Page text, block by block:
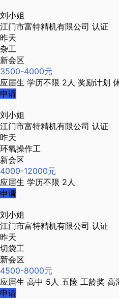
刘小姐
江门市富特精机有限公司 认证
昨天
杂工
新会区
3500-4000元
应届生 学历不限 2人 奖励计划
申请
刘小姐
江门市富特精机有限公司 认证
昨天
环氧操作工
新会区
4000-12000元
应届生 学历不限 2人
申请
刘小姐
江门市富特精机有限公司 认证
昨天
切袋工
新会区
4500-8000元
应届生 高中 5人 五险 工龄奖 高
申请